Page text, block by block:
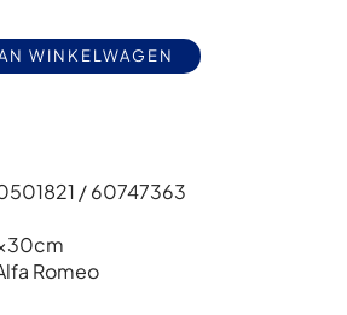
WINKELWAGEN
/ 60747363
30cm
Romeo